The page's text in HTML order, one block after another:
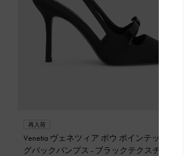
再入荷
Venetia ヴェネツィア ボウ ポインテッド ス
グバックパンプス - ブラックテクスチャー